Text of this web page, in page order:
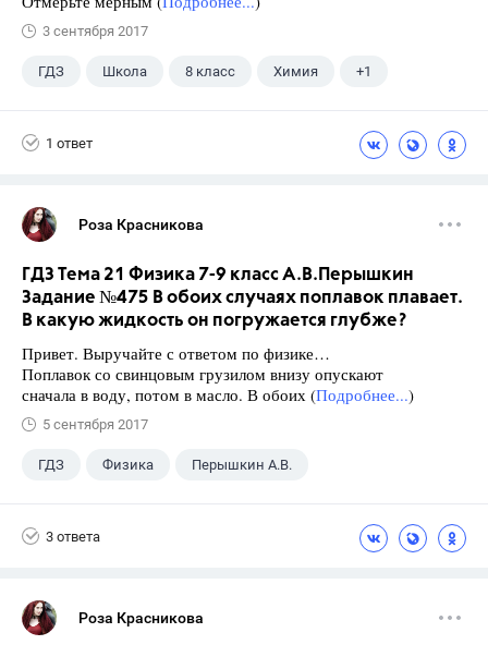
3 сентября 2017
ГДЗ Школа 8 класс Химия +1
1 ответ
Роза Красникова
ГДЗ Тема 21 Физика 7-9 класс А.В.Перышкин
Задание №475 В обоих случаях поплавок плавает.
В какую жидкость он погружается глубже?
Привет. Выручайте с ответом по физике…
Поплавок со свинцовым грузилом внизу опускают
сначала в воду, потом в масло. В обоих (Подробнее...)
5 сентября 2017
ГДЗ Физика Перышкин А.В.
3 ответа
Роза Красникова